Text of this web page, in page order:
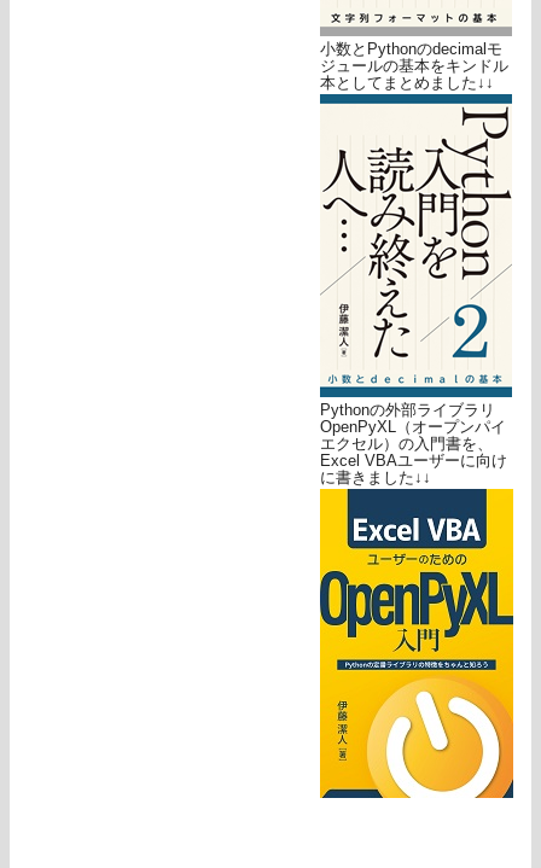
小数とPythonのdecimalモ
ジュールの基本をキンドル
本としてまとめました↓↓
Pythonの外部ライブラリ
OpenPyXL（オープンパイ
エクセル）の入門書を、
Excel VBAユーザーに向け
に書きました↓↓